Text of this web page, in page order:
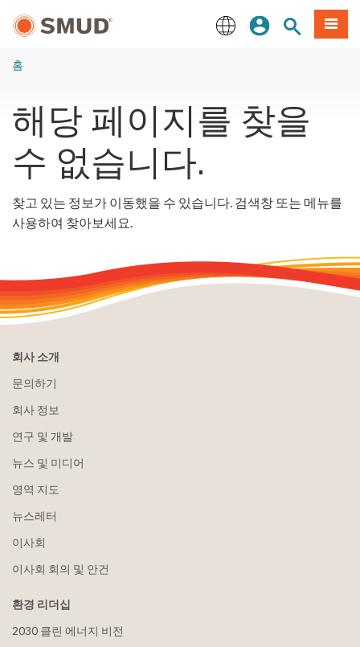
로그인사이트 검색
메뉴
홈
해당 페이지를 찾을
수 없습니다.
찾고 있는 정보가 이동했을 수 있습니다. 검색창 또는 메뉴를
사용하여 찾아보세요.
회사 소개
문의하기
회사 정보
연구 및 개발
뉴스 및 미디어
영역 지도
뉴스레터
이사회
이사회 회의 및 안건
환경 리더십
2030 클린 에너지 비전